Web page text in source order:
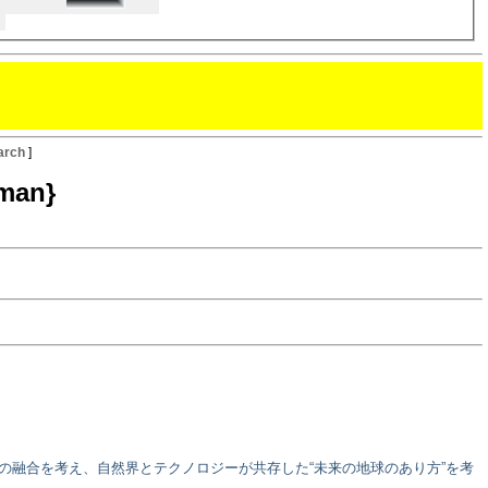
]
合を考え、自然界とテクノロジーが共存した“未来の地球のあり方”を考